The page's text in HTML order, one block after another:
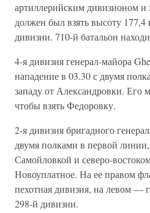
артиллерийским дивизионом
должен был взять высоту 177,4
дивизии. 710-й батальон
4-я дивизия генерал-майора
нападение в 03.30 с двумя
западу от Александровки. Его
чтобы взять Федоровку.
2-я дивизия бригадного
двумя полками в первой
Самойловкой и северо-
Новоуплатное. На ее правом
пехотная дивизия, на левом —
298-й дивизии.